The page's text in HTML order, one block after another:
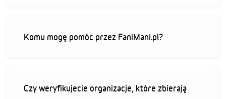
Komu mogę pomóc przez FaniMani.pl?
Czy weryfikujecie organizacje, które zbierają